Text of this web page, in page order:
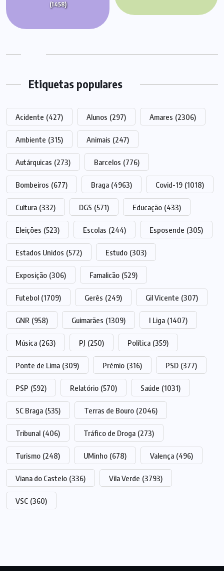
(1458)
Etiquetas populares
Acidente (427) Alunos (297) Amares (2306)
Ambiente (315) Animais (247)
Autárquicas (273) Barcelos (776)
Bombeiros (677) Braga (4963) Covid-19 (1018)
Cultura (332) DGS (571) Educação (433)
Eleições (523) Escolas (244) Esposende (305)
Estados Unidos (572) Estudo (303)
Exposição (306) Famalicão (529)
Futebol (1709) Gerês (249) Gil Vicente (307)
GNR (958) Guimarães (1309) I Liga (1407)
Música (263) PJ (250) Política (359)
Ponte de Lima (309) Prémio (316) PSD (377)
PSP (592) Relatório (570) Saúde (1031)
SC Braga (535) Terras de Bouro (2046)
Tribunal (406) Tráfico de Droga (273)
Turismo (248) UMinho (678) Valença (496)
Viana do Castelo (336) Vila Verde (3793)
VSC (360)